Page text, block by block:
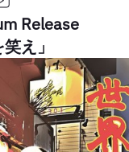
Release
え」